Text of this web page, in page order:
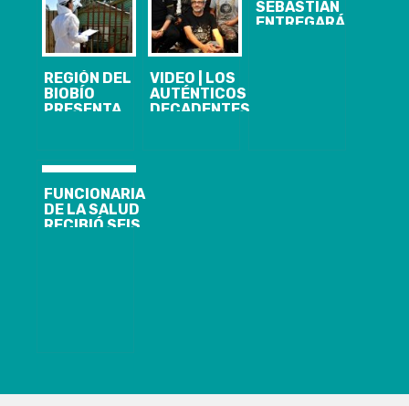
REGIÓN DEL
BIOBÍO
PRESENTA
36.848
ACUMULADOS
Y 1.815
ACTIVOS
VIDEO | LOS
AUTÉNTICOS
DECADENTES
SEBASTIÁN
ENTREGARÁ
FUNCIONARIA
DE LA SALUD
RECIBIÓ SEIS